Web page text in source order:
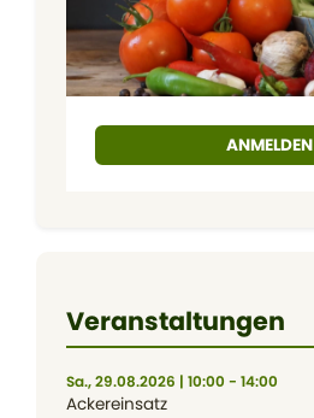
ANMELDEN
Veranstaltungen
Sa., 29.08.2026 | 10:00 - 14:00
Ackereinsatz